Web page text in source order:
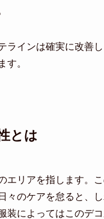
ラインは確実に改善
す。
とは
エリアを指します。
々のケアを怠ると、
装によってはこのデ